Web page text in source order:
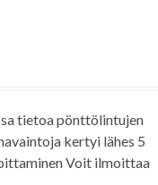
tietoa pönttölintujen
kertyi lähes 5
Voit ilmoittaa